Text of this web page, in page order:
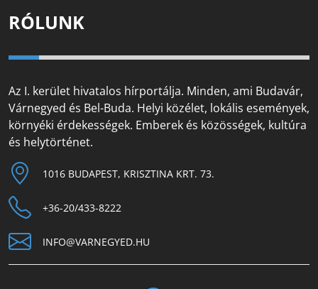
RÓLUNK
Az I. kerület hivatalos hírportálja. Minden, ami Budavár,
Várnegyed és Bel-Buda. Helyi közélet, lokális események,
környéki érdekességek. Emberek és közösségek, kultúra
és helytörténet.
1016 BUDAPEST, KRISZTINA KRT. 73.
+36-20/433-8222
INFO@VARNEGYED.HU